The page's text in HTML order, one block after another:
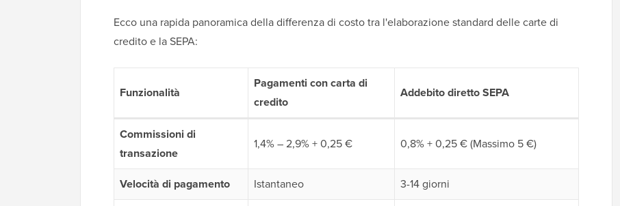
Ecco una rapida panoramica della differenza di costo tra l'elaborazione standard delle carte di
credito e la SEPA:
Funzionalità
Pagamenti con carta di
credito
Addebito diretto SEPA
Commissioni di
transazione
1,4% – 2,9% + 0,25 € 0,8% + 0,25 € (Massimo 5 €)
Velocità di pagamento Istantaneo 3-14 giorni